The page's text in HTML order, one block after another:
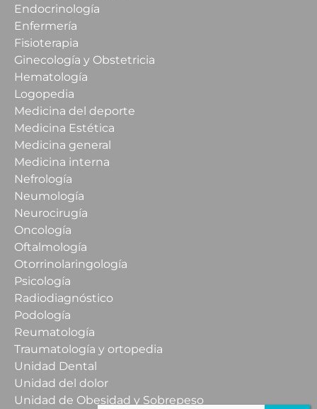
Endocrinología
Enfermería
Fisioterapia
Ginecología y Obstetricia
Hematología
Logopedia
Medicina del deporte
Medicina Estética
Medicina general
Medicina interna
Nefrología
Neumología
Neurocirugía
Oncología
Oftalmología
Otorrinolaringología
Psicología
Radiodiagnóstico
Podología
Reumatología
Traumatología y ortopedia
Unidad Dental
Unidad del dolor
Unidad de Obesidad y Sobrepeso